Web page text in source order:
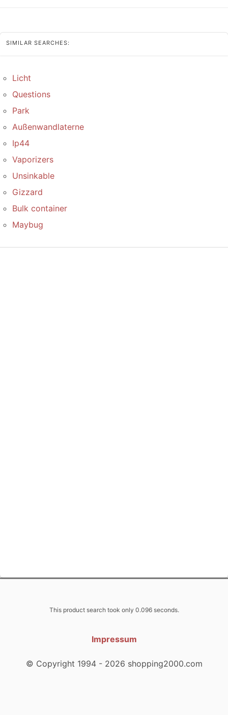
SIMILAR SEARCHES:
Licht
Questions
Park
Außenwandlaterne
Ip44
Vaporizers
Unsinkable
Gizzard
Bulk container
Maybug
This product search took only 0.096 seconds.
Impressum
© Copyright 1994 - 2026 shopping2000.com